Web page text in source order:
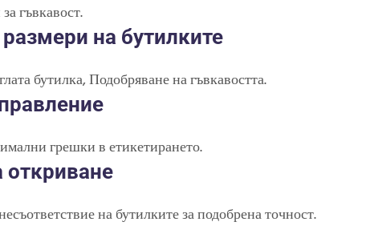
гъвкавост.
на бутилките
бутилка, Подобряване на гъвкавостта.
грешки в етикетирането.
откриване
на бутилките за подобрена точност.